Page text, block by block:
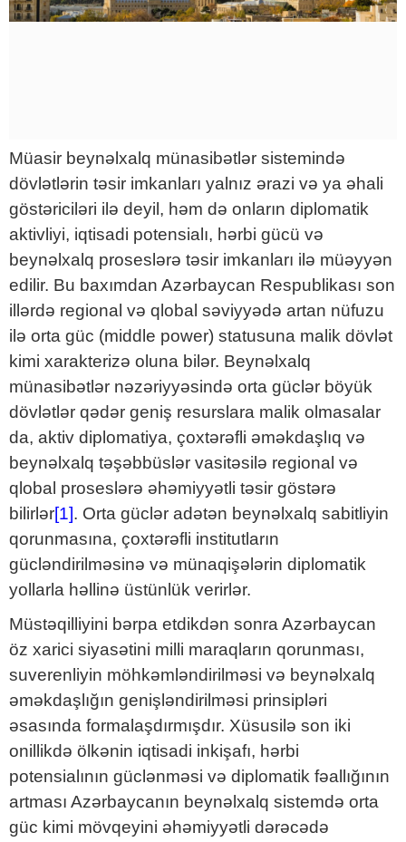
Müasir beynəlxalq münasibətlər sistemində
dövlətlərin təsir imkanları yalnız ərazi və ya əhali
göstəriciləri ilə deyil, həm də onların diplomatik
aktivliyi, iqtisadi potensialı, hərbi gücü və
beynəlxalq proseslərə təsir imkanları ilə müəyyən
edilir. Bu baxımdan Azərbaycan Respublikası son
illərdə regional və qlobal səviyyədə artan nüfuzu
ilə orta güc (middle power) statusuna malik dövlət
kimi xarakterizə oluna bilər. Beynəlxalq
münasibətlər nəzəriyyəsində orta güclər böyük
dövlətlər qədər geniş resurslara malik olmasalar
da, aktiv diplomatiya, çoxtərəfli əməkdaşlıq və
beynəlxalq təşəbbüslər vasitəsilə regional və
qlobal proseslərə əhəmiyyətli təsir göstərə
bilirlər[1]. Orta güclər adətən beynəlxalq sabitliyin
qorunmasına, çoxtərəfli institutların
gücləndirilməsinə və münaqişələrin diplomatik
yollarla həllinə üstünlük verirlər.
Müstəqilliyini bərpa etdikdən sonra Azərbaycan
öz xarici siyasətini milli maraqların qorunması,
suverenliyin möhkəmləndirilməsi və beynəlxalq
əməkdaşlığın genişləndirilməsi prinsipləri
əsasında formalaşdırmışdır. Xüsusilə son iki
onillikdə ölkənin iqtisadi inkişafı, hərbi
potensialının güclənməsi və diplomatik fəallığının
artması Azərbaycanın beynəlxalq sistemdə orta
güc kimi mövqeyini əhəmiyyətli dərəcədə